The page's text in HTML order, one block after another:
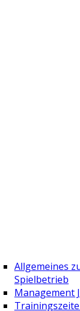
Allgemeines
Spielbetrieb
Management